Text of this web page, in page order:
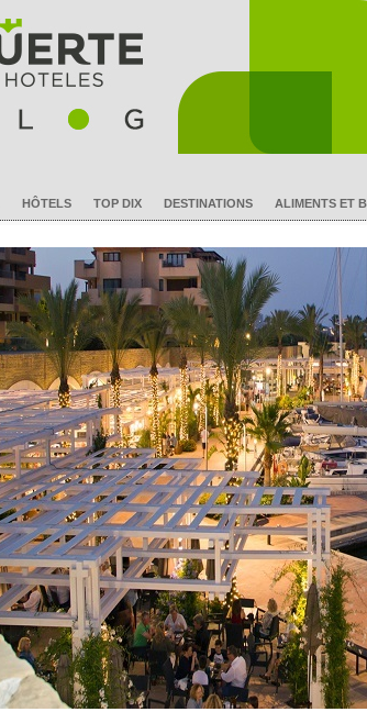
HÔTELS TOP DIX DESTINATIONS ALIMENTS ET